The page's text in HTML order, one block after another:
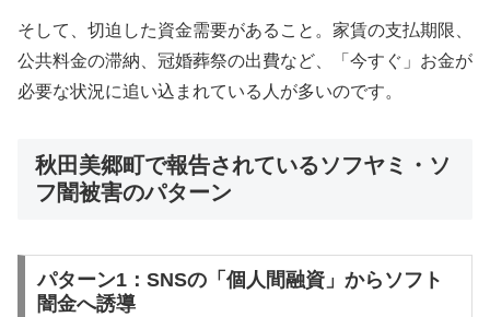
そして、切迫した資金需要があること。家賃の支払期限、
公共料金の滞納、冠婚葬祭の出費など、「今すぐ」お金が
必要な状況に追い込まれている人が多いのです。
秋田美郷町で報告されているソフヤミ・ソ
フ闇被害のパターン
パターン1：SNSの「個人間融資」からソフト
闇金へ誘導